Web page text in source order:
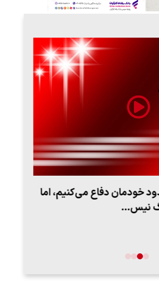
روزه از زاویه جدید